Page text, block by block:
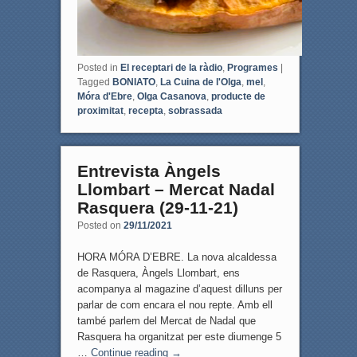
Posted in El receptari de la ràdio, Programes
Tagged BONIATO, La Cuina de l'Olga, mel ,
Móra d'Ebre, Olga Casanova, producte de
proximitat, recepta, sobrassada
Entrevista Àngels
Llombart – Mercat Nadal
Rasquera (29-11-21)
Posted on 29/11/2021
HORA MÓRA D’EBRE. La nova alcaldessa
de Rasquera, Àngels Llombart, ens
acompanya al magazine d’aquest dilluns per
parlar de com encara el nou repte. Amb ell
també parlem del Mercat de Nadal que
Rasquera ha organitzat per este diumenge 5
… Continue reading →